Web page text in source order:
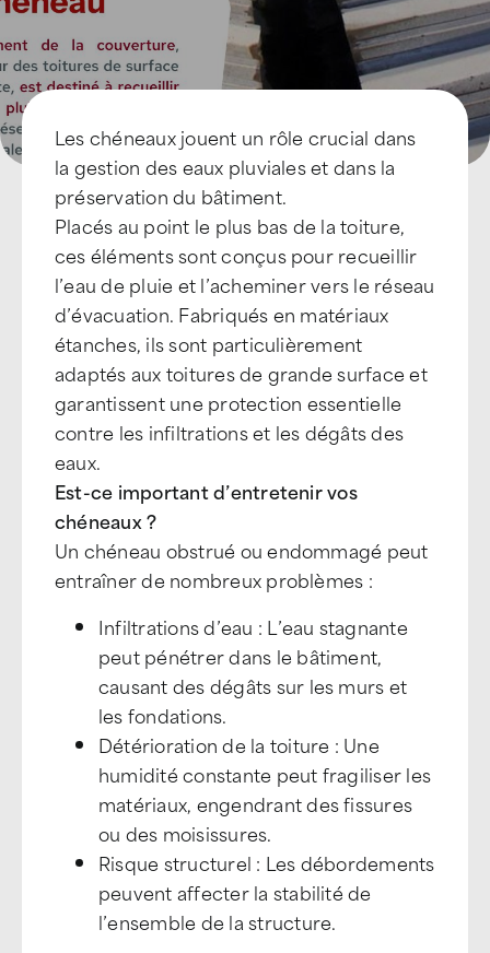
Les chéneaux jouent un rôle crucial dans
la gestion des eaux pluviales et dans la
préservation du bâtiment.
Placés au point le plus bas de la toiture,
ces éléments sont conçus pour recueillir
l’eau de pluie et l’acheminer vers le réseau
d’évacuation. Fabriqués en matériaux
étanches, ils sont particulièrement
adaptés aux toitures de grande surface et
garantissent une protection essentielle
contre les infiltrations et les dégâts des
eaux.
Est-ce important d’entretenir vos
chéneaux ?
Un chéneau obstrué ou endommagé peut
entraîner de nombreux problèmes :
Infiltrations d’eau : L’eau stagnante
peut pénétrer dans le bâtiment,
causant des dégâts sur les murs et
les fondations.
Détérioration de la toiture : Une
humidité constante peut fragiliser les
matériaux, engendrant des fissures
ou des moisissures.
Risque structurel : Les débordements
peuvent affecter la stabilité de
l’ensemble de la structure.